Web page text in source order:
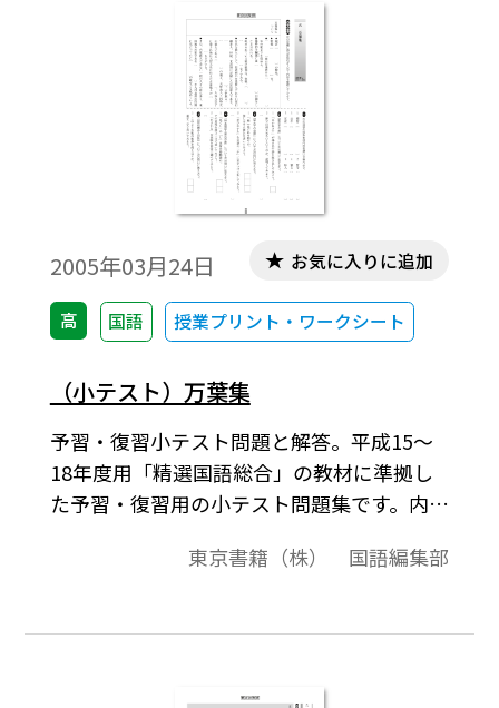
2005年03月24日
高 国語 授業プリント・ワークシート
お気に入りに追加
（小テスト）万葉集
予習・復習小テスト問題と解答。平成15～
18年度用「精選国語総合」の教材に準拠し
た予習・復習用の小テスト問題集です。内容
解答例という構成です。東京書籍（株） 国語編集部